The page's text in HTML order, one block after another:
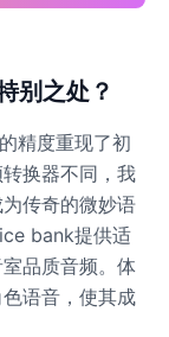
别之处？
精度重现了初
换器不同，我
传奇的微妙语
bank提供适
品质音频。体
语音，使其成